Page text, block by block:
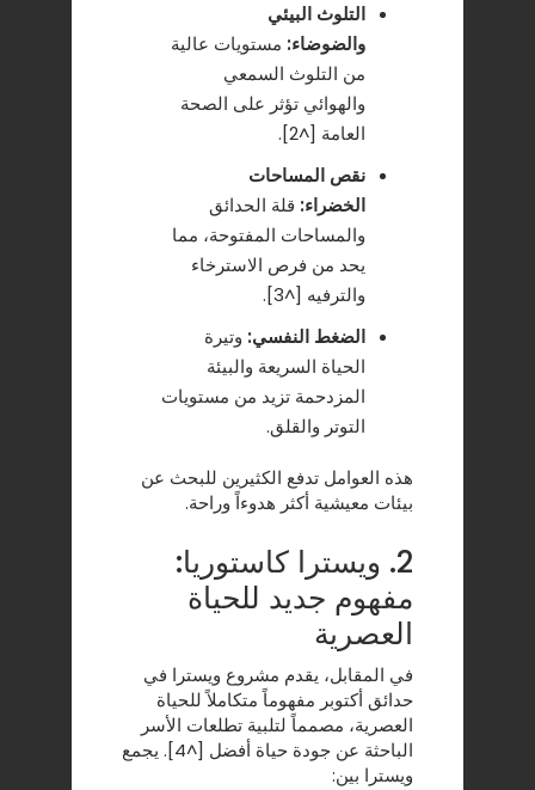
التلوث البيئي
والضوضاء: مستويات عالية
من التلوث السمعي
والهوائي تؤثر على الصحة
العامة [^2].
نقص المساحات
الخضراء: قلة الحدائق
والمساحات المفتوحة، مما
يحد من فرص الاسترخاء
والترفيه [^3].
الضغط النفسي: وتيرة
الحياة السريعة والبيئة
المزدحمة تزيد من مستويات
التوتر والقلق.
هذه العوامل تدفع الكثيرين للبحث عن
بيئات معيشية أكثر هدوءاً وراحة.
2. ويسترا كاستوريا:
مفهوم جديد للحياة
العصرية
في المقابل، يقدم مشروع ويسترا في
حدائق أكتوبر مفهوماً متكاملاً للحياة
العصرية، مصمماً لتلبية تطلعات الأسر
الباحثة عن جودة حياة أفضل [^4]. يجمع
ويسترا بين: